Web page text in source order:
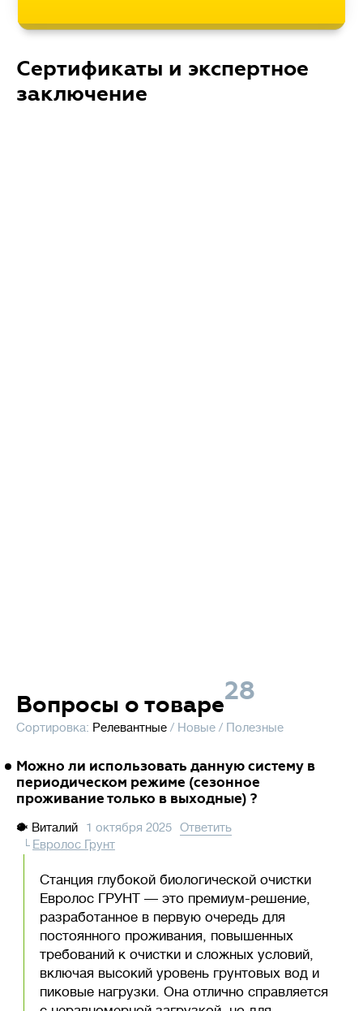
Сертификаты и экспертное
заключение
Вопросы о товаре28
Сортировка: Релевантные / Новые / Полезные
Можно ли использовать данную систему в
периодическом режиме (сезонное
проживание только в выходные) ?
🐡 Виталий 1 октября 2025 Ответить
Евролос Грунт
Станция глубокой биологической очистки
Евролос ГРУНТ — это премиум-решение,
разработанное в первую очередь для
постоянного проживания, повышенных
требований к очистки и сложных условий,
включая высокий уровень грунтовых вод и
пиковые нагрузки. Она отлично справляется